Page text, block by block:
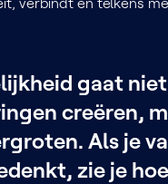
gaat
creëren,
Als je
zie je